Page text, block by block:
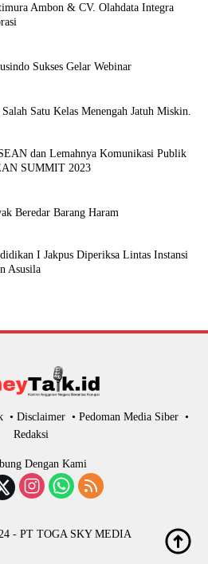
Ambon & CV. Olahdata Integra
Sukses Gelar Webinar
Satu Kelas Menengah Jatuh Miskin.
dan Lemahnya Komunikasi Publik
SUMMIT 2023
Beredar Barang Haram
I Jakpus Diperiksa Lintas Instansi
Asusila
Disclaimer
Pedoman Media Siber
Redaksi
Dengan Kami
- PT TOGA SKY MEDIA